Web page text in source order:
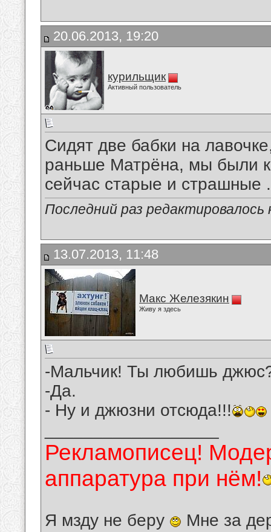
20.06.2013, 19:20
курильщик
Активный пользователь
Сидят две бабки на
раньше Матрёна, мы были
сейчас старые и
Последний раз
13.07.2013, 11:48
Макс Железякин
Живу я здесь
-Мальчик! Ты любишь
-Да.
- Ну и джюзни отсюда!!!
Рекламописец!
аппаратура при нём!
Я мзду не беру Мне за